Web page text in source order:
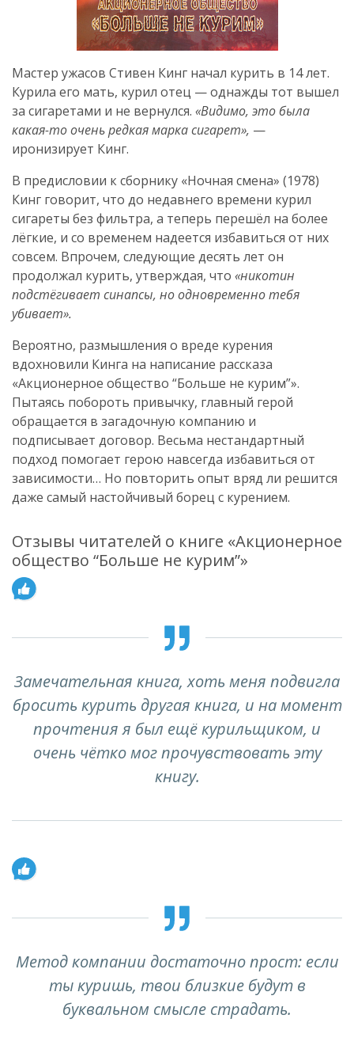
Мастер ужасов Стивен Кинг начал курить в 14 лет.
Курила его мать, курил отец — однажды тот вышел
за сигаретами и не вернулся. «Видимо, это была
какая-то очень редкая марка сигарет», —
иронизирует Кинг.
В предисловии к сборнику «Ночная смена» (1978)
Кинг говорит, что до недавнего времени курил
сигареты без фильтра, а теперь перешёл на более
лёгкие, и со временем надеется избавиться от них
совсем. Впрочем, следующие десять лет он
продолжал курить, утверждая, что «никотин
подстёгивает синапсы, но одновременно тебя
убивает».
Вероятно, размышления о вреде курения
вдохновили Кинга на написание рассказа
«Акционерное общество “Больше не курим”».
Пытаясь побороть привычку, главный герой
обращается в загадочную компанию и
подписывает договор. Весьма нестандартный
подход помогает герою навсегда избавиться от
зависимости… Но повторить опыт вряд ли решится
даже самый настойчивый борец с курением.
Отзывы читателей о книге «Акционерное
общество “Больше не курим”»
Замечательная книга, хоть меня подвигла
бросить курить другая книга, и на момент
прочтения я был ещё курильщиком, и
очень чётко мог прочувствовать эту
книгу.
Метод компании достаточно прост: если
ты куришь, твои близкие будут в
буквальном смысле страдать.